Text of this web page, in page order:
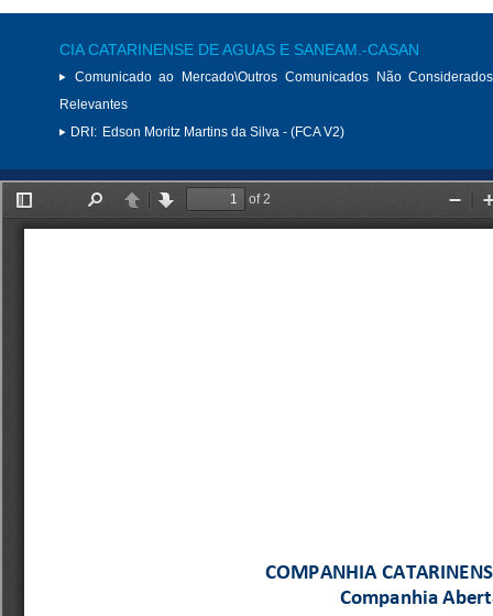
CIA CATARINENSE DE AGUAS E SANEAM.-CASAN
Comunicado ao Mercado\Outros Comunicados Não
Relevantes
DRI: Edson Moritz Martins da Silva - (FCA V2)